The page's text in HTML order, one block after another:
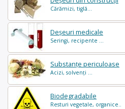
Cărămizi, tiglă...
Deșeuri medicale
Seringi, recipente ...
Substanțe periculoase
Acizi, solvenți ...
Biodegradabile
Resturi vegetale, organice..